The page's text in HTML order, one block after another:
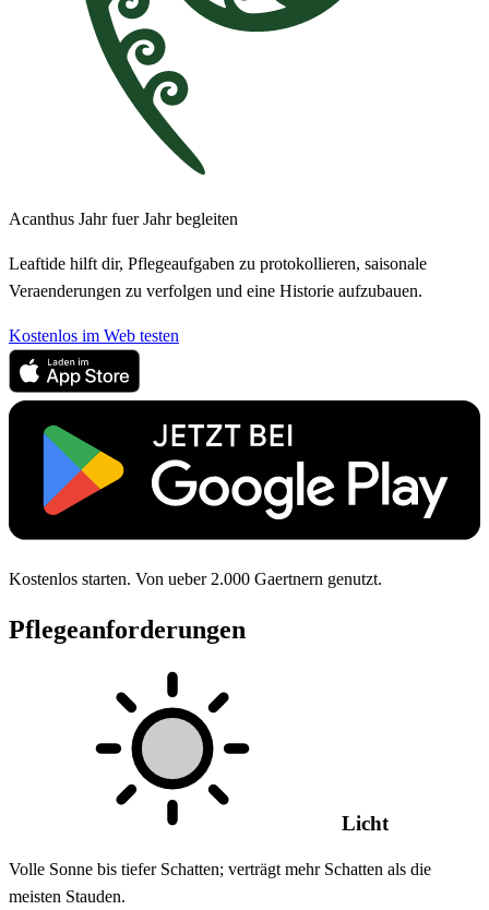
Acanthus Jahr fuer Jahr begleiten
Leaftide hilft dir, Pflegeaufgaben zu protokollieren, saisonale
Veraenderungen zu verfolgen und eine Historie aufzubauen.
Kostenlos im Web testen
Kostenlos starten. Von ueber 2.000 Gaertnern genutzt.
Pflegeanforderungen
Licht
Volle Sonne bis tiefer Schatten; verträgt mehr Schatten als die
meisten Stauden.